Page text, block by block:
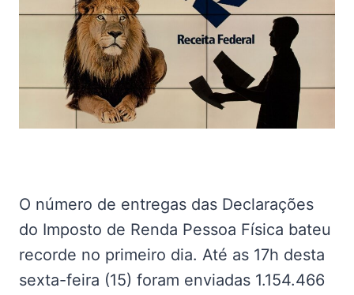
O número de entregas das Declarações
do Imposto de Renda Pessoa Física bateu
recorde no primeiro dia. Até as 17h desta
sexta-feira (15) foram enviadas 1.154.466